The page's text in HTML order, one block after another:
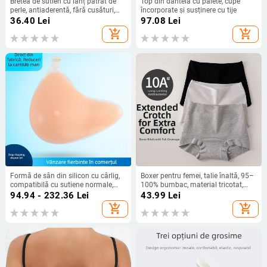
perle, antiaderentă, fără cusături,
metalică, cu detalii decupate,
36.40 Lei
add_shopping_cart
încorporate și susținere cu tije
97.08 Lei
add_shopping_cart
Formă de sân din silicon cu cârlig,
compatibilă cu sutiene normale,
inserție extinsă subraț pentru
94.94 - 232.36 Lei
add_shopping_cart
Boxer pentru femei, talie înaltă, 95–
100% bumbac, material tricotat,
căptușeală de bumbac la zona
crosei, strângere abdominală
43.99 Lei
add_shopping_cart